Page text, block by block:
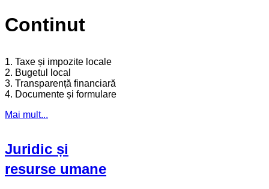
Continut
1. Taxe și impozite locale
2. Bugetul local
3. Transparență financiară
4. Documente și formulare
Mai mult...
Juridic și
resurse umane